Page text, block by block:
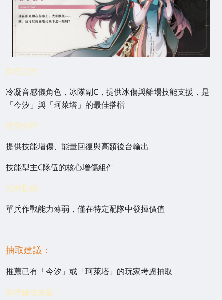
角色定位：
冷凝音感儀角色，冰隊副C，提供冰傷與離場技能支援，是
「今汐」與「珂萊塔」的最佳搭檔
優勢分析：
提供技能增傷、能量回復與高額後台輸出
技能型主C隊伍的核心增傷組件
劣勢提醒：
單兵作戰能力薄弱，僅在特定配隊中發揮價值
抽取建議：
推薦已有「今汐」或「珂萊塔」的玩家考慮抽取
共鳴鏈優先級：